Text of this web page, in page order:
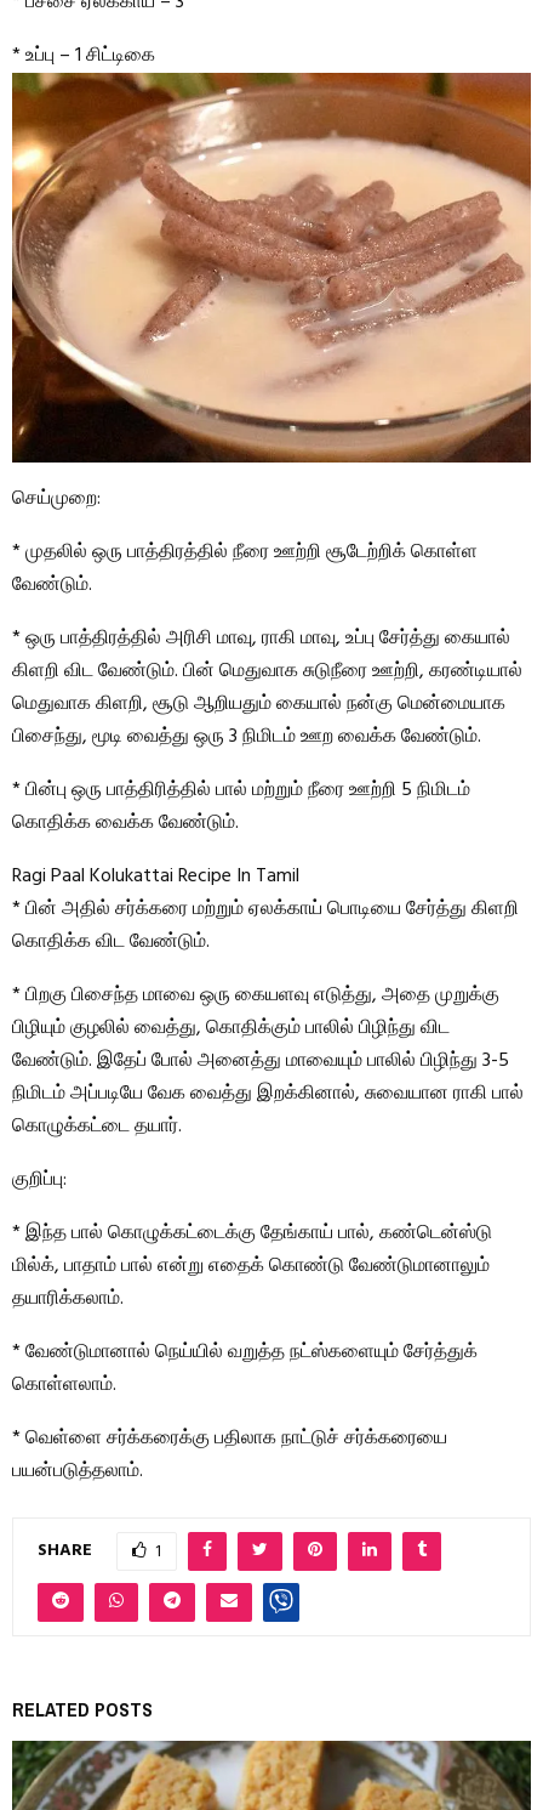
* உப்பு – 1 சிட்டிகை
செய்முறை:
* முதலில் ஒரு பாத்திரத்தில் நீரை ஊற்றி சூடேற்றிக் கொள்ள
வேண்டும்.
* ஒரு பாத்திரத்தில் அரிசி மாவு, ராகி மாவு, உப்பு சேர்த்து கையால்
கிளறி விட வேண்டும். பின் மெதுவாக சுடுநீரை ஊற்றி, கரண்டியால்
மெதுவாக கிளறி, சூடு ஆறியதும் கையால் நன்கு மென்மையாக
பிசைந்து, மூடி வைத்து ஒரு 3 நிமிடம் ஊற வைக்க வேண்டும்.
* பின்பு ஒரு பாத்திரித்தில் பால் மற்றும் நீரை ஊற்றி 5 நிமிடம்
கொதிக்க வைக்க வேண்டும்.
Ragi Paal Kolukattai Recipe In Tamil
* பின் அதில் சர்க்கரை மற்றும் ஏலக்காய் பொடியை சேர்த்து கிளறி
கொதிக்க விட வேண்டும்.
* பிறகு பிசைந்த மாவை ஒரு கையளவு எடுத்து, அதை முறுக்கு
பிழியும் குழலில் வைத்து, கொதிக்கும் பாலில் பிழிந்து விட
வேண்டும். இதேப் போல் அனைத்து மாவையும் பாலில் பிழிந்து 3-5
நிமிடம் அப்படியே வேக வைத்து இறக்கினால், சுவையான ராகி பால்
கொழுக்கட்டை தயார்.
குறிப்பு:
* இந்த பால் கொழுக்கட்டைக்கு தேங்காய் பால், கண்டென்ஸ்டு
மில்க், பாதாம் பால் என்று எதைக் கொண்டு வேண்டுமானாலும்
தயாரிக்கலாம்.
* வேண்டுமானால் நெய்யில் வறுத்த நட்ஸ்களையும் சேர்த்துக்
கொள்ளலாம்.
* வெள்ளை சர்க்கரைக்கு பதிலாக நாட்டுச் சர்க்கரையை
பயன்படுத்தலாம்.
SHARE 1
RELATED POSTS